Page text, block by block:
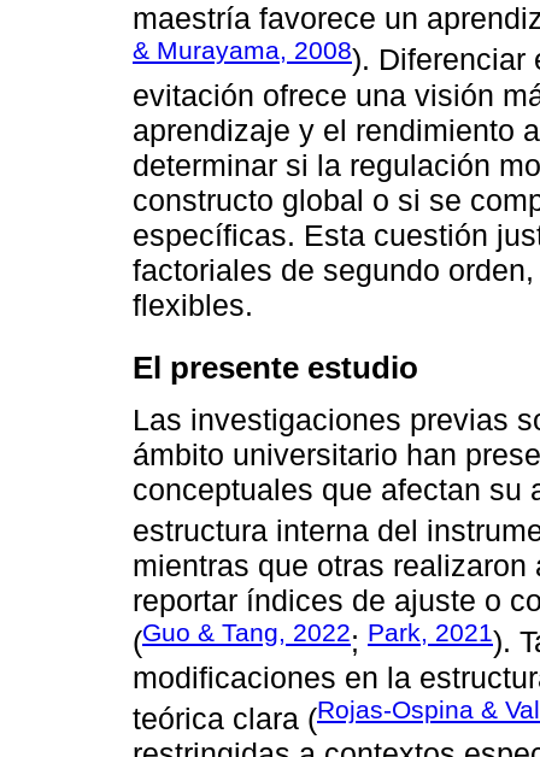
maestría favorece un
& Murayama, 2008). Diferenciar
evitación ofrece una visión
aprendizaje y el rendimiento
determinar si la regulación
constructo global o si se
específicas. Esta cuestión
factoriales de segundo
flexibles.
El presente estudio
Las investigaciones previas
ámbito universitario han
conceptuales que afectan su
estructura interna del
mientras que otras
reportar índices de ajuste o
(Guo & Tang, 2022; Park, 2021).
modificaciones en la
teórica clara (Rojas-Ospina &